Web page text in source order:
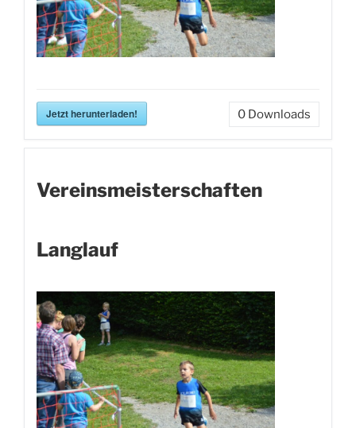
Jetzt herunterladen! 0 Downloads
Vereinsmeisterschaften
Langlauf